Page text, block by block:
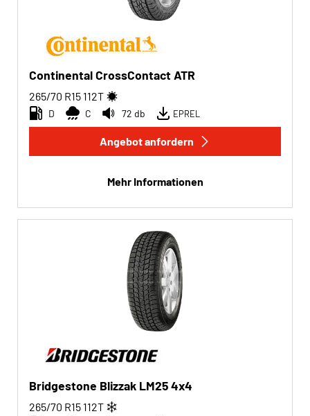
Continental CrossContact ATR
265/70 R15 112T
D C 72 db EPREL
Angebot anfordern
Mehr Informationen
Bridgestone Blizzak LM25 4x4
265/70 R15 112T